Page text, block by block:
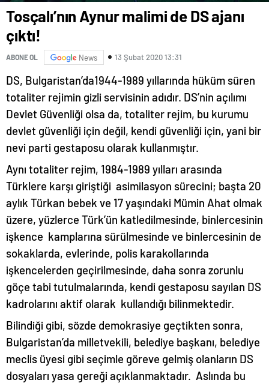
Tosçalı’nın Aynur malimi de DS ajanı
çıktı!
ABONE OL News 13 Şubat 2020 13:31
DS, Bulgaristan’da1944-1989 yıllarında hüküm süren
totaliter rejimin gizli servisinin adıdır. DS’nin açılımı
Devlet Güvenliği olsa da, totaliter rejim, bu kurumu
devlet güvenliği için değil, kendi güvenliği için, yani bir
nevi parti gestaposu olarak kullanmıştır.
Aynı totaliter rejim, 1984-1989 yılları arasında
Türklere karşı giriştiği asimilasyon sürecini; başta 20
aylık Türkan bebek ve 17 yaşındaki Mümin Ahat olmak
üzere, yüzlerce Türk’ün katledilmesinde, binlercesinin
işkence kamplarına sürülmesinde ve binlercesinin de
sokaklarda, evlerinde, polis karakollarında
işkencelerden geçirilmesinde, daha sonra zorunlu
göçe tabi tutulmalarında, kendi gestaposu sayılan DS
kadrolarını aktif olarak kullandığı bilinmektedir.
Bilindiği gibi, sözde demokrasiye geçtikten sonra,
Bulgaristan’da milletvekili, belediye başkanı, belediye
meclis üyesi gibi seçimle göreve gelmiş olanların DS
dosyaları yasa gereği açıklanmaktadır. Aslında bu